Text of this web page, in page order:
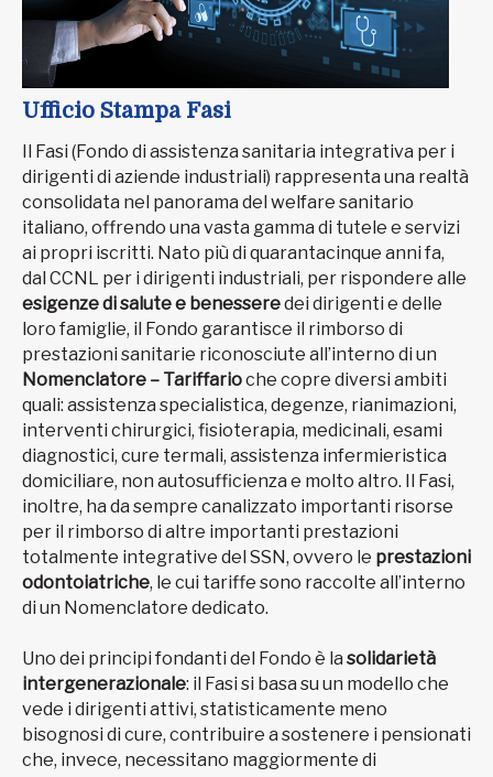
Ufficio Stampa Fasi
Il Fasi (Fondo di assistenza sanitaria integrativa per i
dirigenti di aziende industriali) rappresenta una realtà
consolidata nel panorama del welfare sanitario
italiano, offrendo una vasta gamma di tutele e servizi
ai propri iscritti. Nato più di quarantacinque anni fa,
dal CCNL per i dirigenti industriali, per rispondere alle
esigenze di salute e benesseredei dirigenti e delle
loro famiglie, il Fondo garantisce il rimborso di
prestazioni sanitarie riconosciute all’interno di un
Nomenclatore – Tariffarioche copre diversi ambiti
quali: assistenza specialistica, degenze, rianimazioni,
interventi chirurgici, fisioterapia, medicinali, esami
diagnostici, cure termali, assistenza infermieristica
domiciliare, non autosufficienza e molto altro. Il Fasi,
inoltre, ha da sempre canalizzato importanti risorse
per il rimborso di altre importanti prestazioni
totalmente integrative del SSN, ovvero le prestazioni
odontoiatriche, le cui tariffe sono raccolte all’interno
di un Nomenclatore dedicato.
Uno dei principi fondanti del Fondo è la solidarietà
intergenerazionale: il Fasi si basa su un modello che
vede i dirigenti attivi, statisticamente meno
bisognosi di cure, contribuire a sostenere i pensionati
che, invece, necessitano maggiormente di